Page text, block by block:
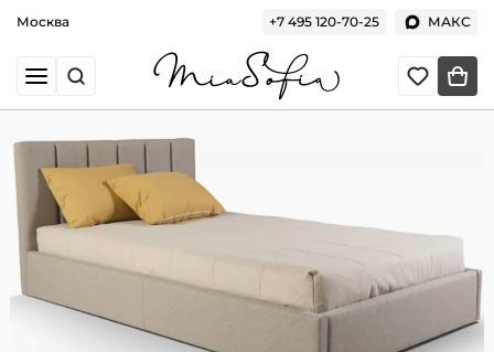
Москва +7 495 120-70-25 МАКС